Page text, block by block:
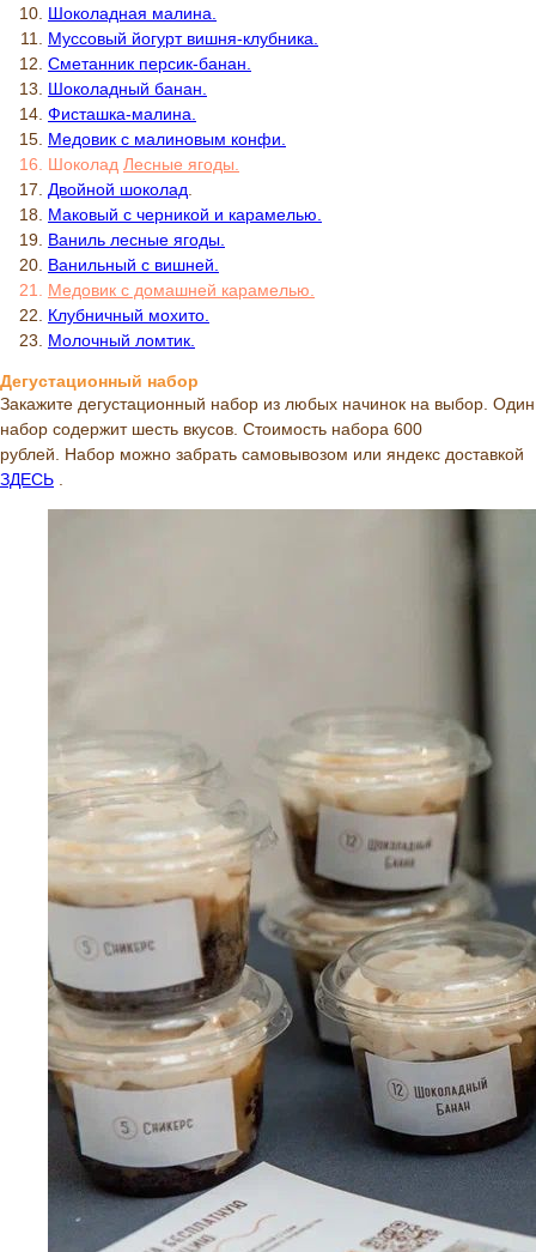
Шоколадная малина.
Муссовый йогурт вишня-клубника.
Сметанник персик-банан.
Шоколадный банан.
Фисташка-малина.
Медовик с малиновым конфи.
Шоколад Лесные ягоды.
Двойной шоколад.
Маковый с черникой и карамелью.
Ваниль лесные ягоды.
Ванильный с вишней.
Медовик с домашней карамелью.
Клубничный мохито.
Молочный ломтик.
Дегустационный набор
Закажите дегустационный набор из любых начинок на выбор. Один
набор содержит шесть вкусов. Стоимость набора 600
рублей. Набор можно забрать самовывозом или яндекс доставкой
ЗДЕСЬ .